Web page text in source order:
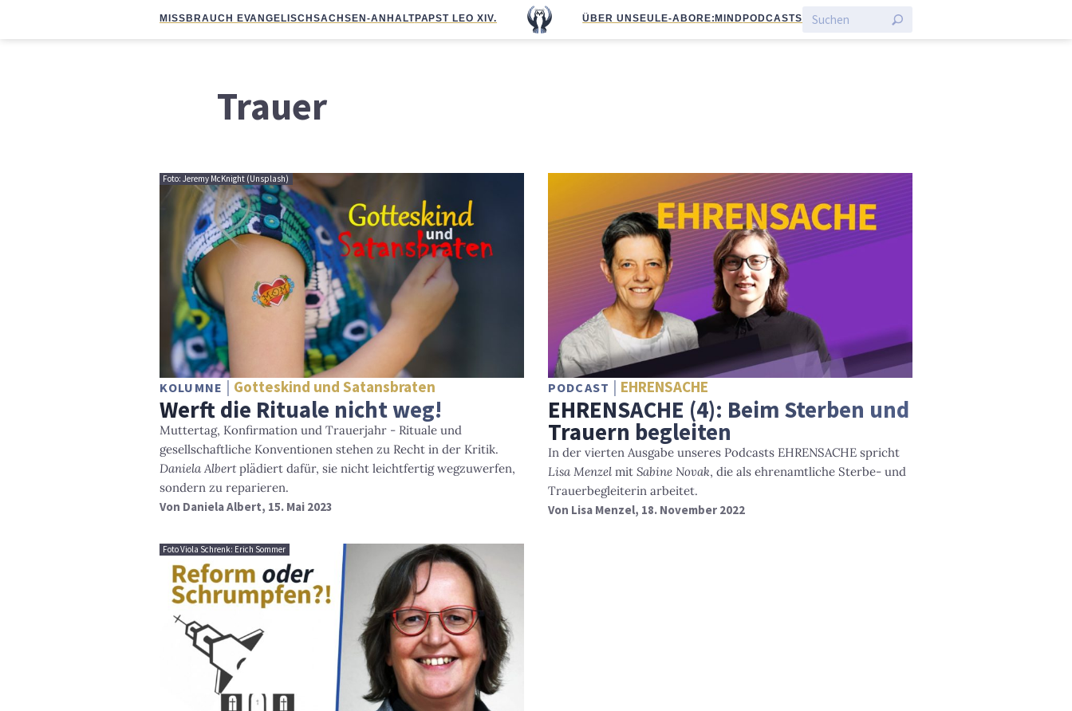
MISSBRAUCH EVANGELISCHSACHSEN-ANHALTPAPST LEO XIV. ÜBER UNS EULE-ABO RE:MIND PODCASTS
Trauer
Foto: Jeremy McKnight (Unsplash)
KOLUMNE Gotteskind und Satansbraten
Werft die Rituale nicht weg!
Muttertag, Konfirmation und Trauerjahr - Rituale und
gesellschaftliche Konventionen stehen zu Recht in der Kritik.
Daniela Albertplädiert dafür, sie nicht leichtfertig wegzuwerfen,
sondern zu reparieren.
Von Daniela Albert, 15. Mai 2023
PODCAST EHRENSACHE
EHRENSACHE (4): Beim Sterben und
Trauern begleiten
In der vierten Ausgabe unseres Podcasts EHRENSACHE spricht
Lisa Menzel mit Sabine Novak, die als ehrenamtliche Sterbe- und
Trauerbegleiterin arbeitet.
Von Lisa Menzel, 18. November 2022
Foto Viola Schrenk: Erich Sommer